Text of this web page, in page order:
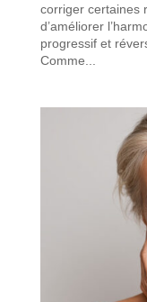
corriger certaines
d’améliorer
progressif et
Comme...